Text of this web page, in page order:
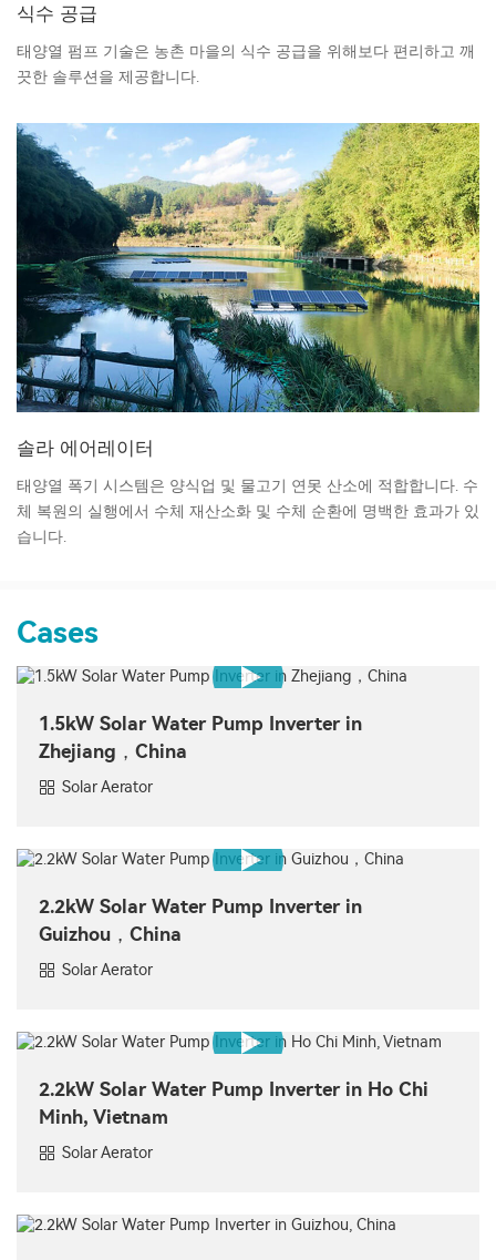
식수 공급
태양열 펌프 기술은 농촌 마을의 식수 공급을 위해보다 편리하고 깨
끗한 솔루션을 제공합니다.
솔라 에어레이터
태양열 폭기 시스템은 양식업 및 물고기 연못 산소에 적합합니다. 수
체 복원의 실행에서 수체 재산소화 및 수체 순환에 명백한 효과가 있
습니다.
Cases
1.5kW Solar Water Pump Inverter in
Zhejiang，China
Solar Aerator
2.2kW Solar Water Pump Inverter in
Guizhou，China
Solar Aerator
2.2kW Solar Water Pump Inverter in Ho Chi
Minh, Vietnam
Solar Aerator